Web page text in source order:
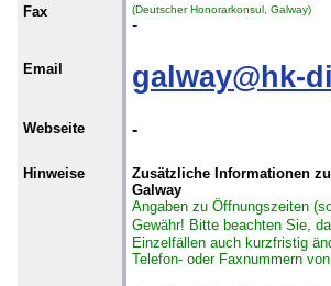
Fax (Deutscher Honorarkonsul, Galway)
-
Email galway@hk-
Webseite -
Hinweise
Zusätzliche Informationen
Galway
Angaben zu Öffnungszeiten
Gewähr! Bitte beachten Sie,
Einzelfällen auch kurzfristig
Telefon- oder Faxnummern